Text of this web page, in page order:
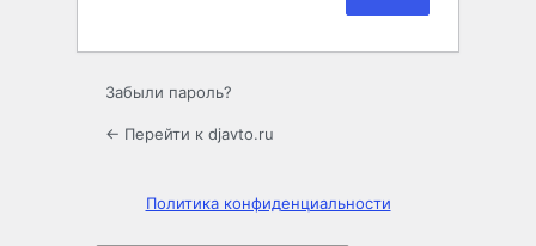
Забыли пароль?
← Перейти к djavto.ru
Политика конфиденциальности